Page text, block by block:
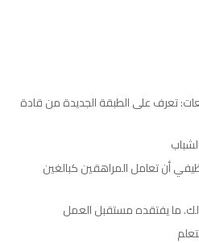
تعرف على الطبقة الجديدة من قادة
أن تعامل المراهقين كبالغين
ما يفتقده مستقبل العمل